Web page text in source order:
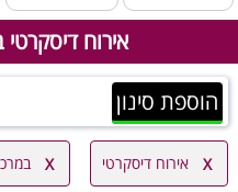
אירוח
הוספת סינון
אירוח דיסקרטי